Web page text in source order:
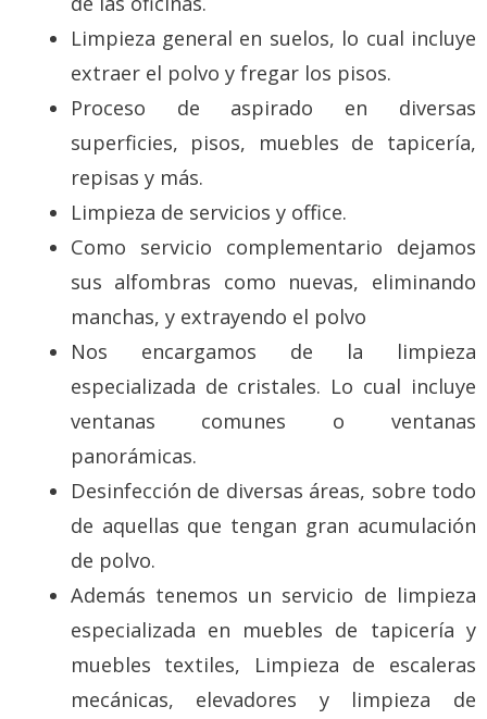
Limpieza general en suelos, lo cual incluye
extraer el polvo y fregar los pisos.
Proceso de aspirado en diversas
superficies, pisos, muebles de tapicería,
repisas y más.
Limpieza de servicios y office.
Como servicio complementario dejamos
sus alfombras como nuevas, eliminando
manchas, y extrayendo el polvo
Nos encargamos de la limpieza
especializada de cristales. Lo cual incluye
ventanas comunes o ventanas
panorámicas.
Desinfección de diversas áreas, sobre todo
de aquellas que tengan gran acumulación
de polvo.
Además tenemos un servicio de limpieza
especializada en muebles de tapicería y
muebles textiles, Limpieza de escaleras
mecánicas, elevadores y limpieza de